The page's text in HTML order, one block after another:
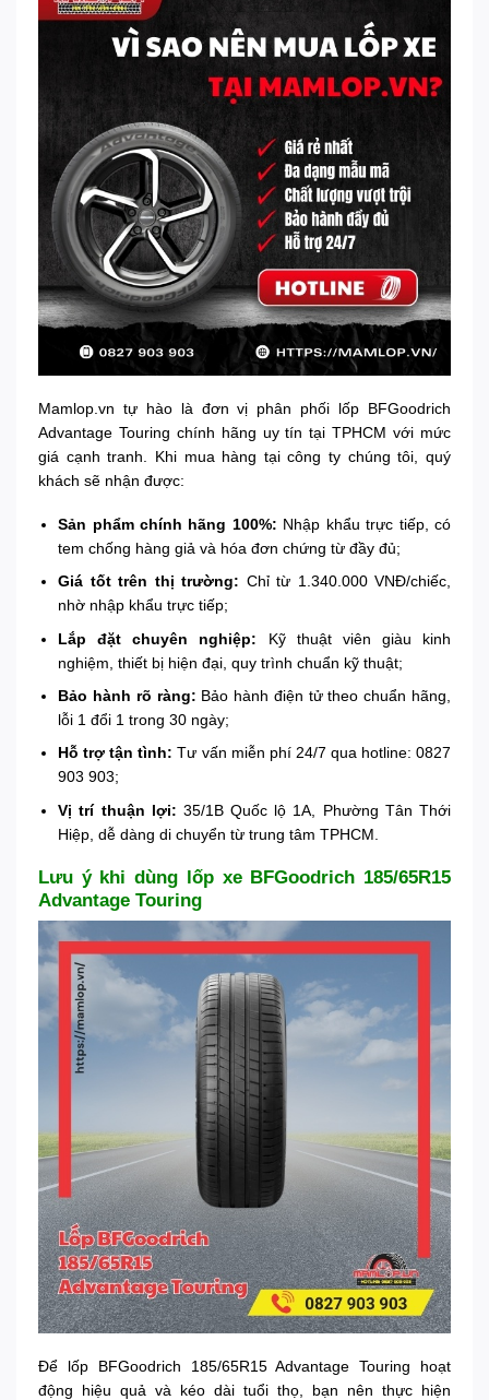
Mamlop.vn tự hào là đơn vị phân phối lốp BFGoodrich
Advantage Touring chính hãng uy tín tại TPHCM với mức
giá cạnh tranh. Khi mua hàng tại công ty chúng tôi, quý
khách sẽ nhận được:
Sản phẩm chính hãng 100%: Nhập khẩu trực tiếp, có
tem chống hàng giả và hóa đơn chứng từ đầy đủ;
Giá tốt trên thị trường: Chỉ từ 1.340.000 VNĐ/chiếc,
nhờ nhập khẩu trực tiếp;
Lắp đặt chuyên nghiệp: Kỹ thuật viên giàu kinh
nghiệm, thiết bị hiện đại, quy trình chuẩn kỹ thuật;
Bảo hành rõ ràng: Bảo hành điện tử theo chuẩn hãng,
lỗi 1 đổi 1 trong 30 ngày;
Hỗ trợ tận tình: Tư vấn miễn phí 24/7 qua hotline: 0827
903 903;
Vị trí thuận lợi: 35/1B Quốc lộ 1A, Phường Tân Thới
Hiệp, dễ dàng di chuyển từ trung tâm TPHCM.
Lưu ý khi dùng lốp xe BFGoodrich 185/65R15
Advantage Touring
Để lốp BFGoodrich 185/65R15 Advantage Touring hoạt
động hiệu quả và kéo dài tuổi thọ, bạn nên thực hiện